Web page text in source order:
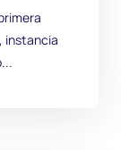
instancia